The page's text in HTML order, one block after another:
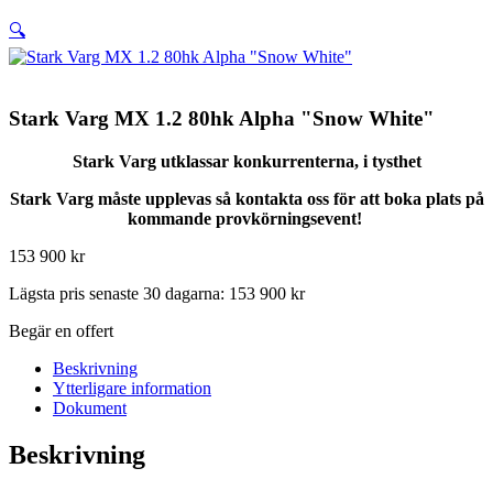
🔍
Stark Varg MX 1.2 80hk Alpha "Snow White"
Stark Varg utklassar konkurrenterna, i tysthet
Stark Varg måste upplevas så kontakta oss för att boka plats på
kommande provkörningsevent!
153 900 kr
Lägsta pris senaste 30 dagarna: 153 900 kr
Begär en offert
Beskrivning
Ytterligare information
Dokument
Beskrivning